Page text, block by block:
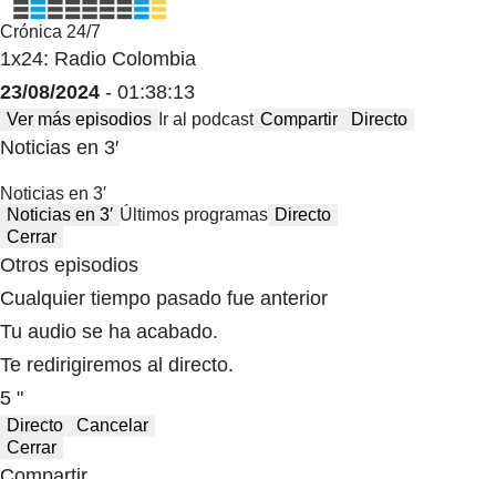
Crónica 24/7
1x24: Radio Colombia
23/08/2024 - 01:38:13
Ver más episodios Ir al podcast Compartir Directo
Noticias en 3′
Noticias en 3′
Noticias en 3′ Últimos programas Directo
Cerrar
Otros episodios
Cualquier tiempo pasado fue anterior
Tu audio se ha acabado.
Te redirigiremos al directo.
5 "
Directo
Cancelar
Cerrar